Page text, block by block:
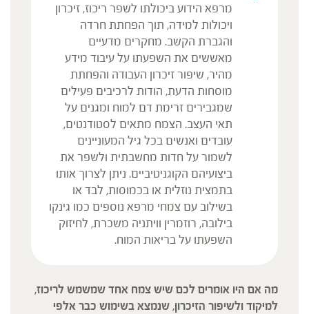
מרפא הידוע ביכולתו לשפר ריכוז, זיכרון
ויכולות למידה, תוך הפחתת חרדה
והגברת הקשב. מחקרים מדעיים
מאששים את השפעתו על עיבוד מידע
מהיר, שיפור זיכרון העבודה והפחתת
מוסחות הדעת, הודות לרכיבים פעילים
שמגבירים זרימת דם למוח ומגנים על
תאי העצב. הצמח מתאים לסטודנטים,
עובדים ואנשים בכל גיל המעוניינים
לשמור על חדות מחשבתית ולשפר את
ביצועיהם הקוגניטיביים. ניתן לצרוך אותו
בתמצית נוזלית או בכמוסות, לבד או
בשילוב עם צמחי מרפא נוספים כמו גינקו
בילובה, רוזמרין וויתניה משכרת, לחיזוק
השפעתו על בריאות המוח.
מה אם היו אומרים לכם שיש צמח אחד שמשמש לריכוז,
למיקוד ולשיפור הזיכרון, שנמצא בשימוש כבר אלפי